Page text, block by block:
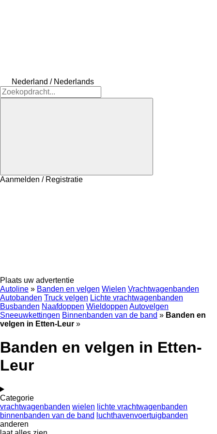
Nederland / Nederlands
Aanmelden / Registratie
Plaats uw advertentie
Autoline » Banden en velgen Wielen Vrachtwagenbanden
Autobanden Truck velgen Lichte vrachtwagenbanden
Busbanden Naafdoppen Wieldoppen Autovelgen
Sneeuwkettingen Binnenbanden van de band » Banden en
velgen in Etten-Leur »
Banden en velgen in Etten-
Leur
Categorie
vrachtwagenbanden wielen lichte vrachtwagenbanden
binnenbanden van de band
luchthavenvoertuigbanden
anderen